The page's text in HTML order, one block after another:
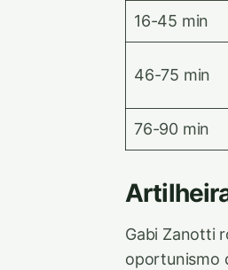
16-45 min
46-75 min
76-90 min
Gabi Zanotti
oportunismo